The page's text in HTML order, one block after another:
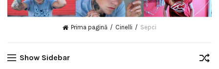
Prima pagină Cinelli Sepci
Show Sidebar